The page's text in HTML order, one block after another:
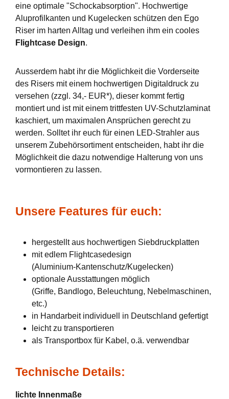
eine optimale "Schockabsorption". Hochwertige
Aluprofilkanten und Kugelecken schützen den Ego
Riser im harten Alltag und verleihen ihm ein cooles
Flightcase Design.
Ausserdem habt ihr die Möglichkeit die Vorderseite
des Risers mit einem hochwertigen Digitaldruck zu
versehen (zzgl. 34,- EUR*), dieser kommt fertig
montiert und ist mit einem trittfesten UV-Schutzlaminat
kaschiert, um maximalen Ansprüchen gerecht zu
werden. Solltet ihr euch für einen LED-Strahler aus
unserem Zubehörsortiment entscheiden, habt ihr die
Möglichkeit die dazu notwendige Halterung von uns
vormontieren zu lassen.
Unsere Features für euch:
hergestellt aus hochwertigen Siebdruckplatten
mit edlem Flightcasedesign
(Aluminium-Kantenschutz/Kugelecken)
optionale Ausstattungen möglich
(Griffe, Bandlogo, Beleuchtung, Nebelmaschinen,
etc.)
in Handarbeit individuell in Deutschland gefertigt
leicht zu transportieren
als Transportbox für Kabel, o.ä. verwendbar
Technische Details:
lichte Innenmaße